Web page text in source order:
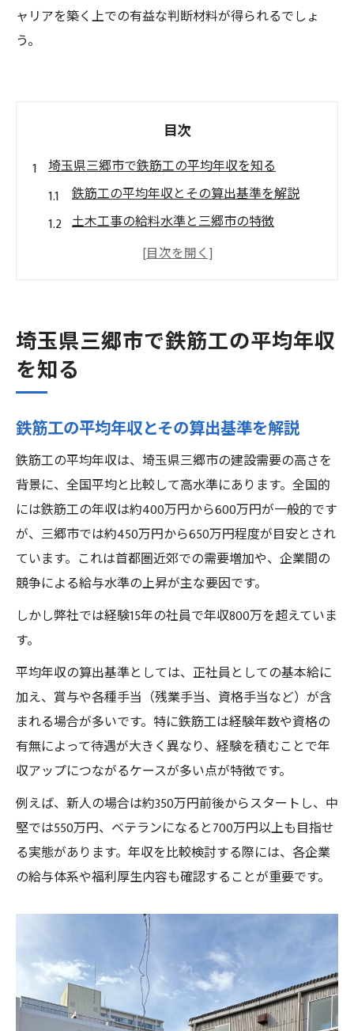
ャリアを築く上での有益な判断材料が得られるでしょ
う。
目次
埼玉県三郷市で鉄筋工の平均年収を知る
鉄筋工の平均年収とその算出基準を解説
土木工事の給料水準と三郷市の特徴
埼玉県三郷市で鉄筋工が高収入を得る理由
土木工事の給料相場や働き方の現実
土木工事の給料相場と鉄筋工の待遇差
鉄筋工の勤務条件と給料アップのポイント
鉄筋工の給料と土木職全体の比較ポイント
鉄筋工の年収アップに役立つ実践術
鉄筋工として年収アップを目指すコツ
土木工事の現場で評価されるスキルとは
資格取得が鉄筋工の平均年収に与える影響
実践したい年収アップの行動と習慣
未経験者でも土木業界で稼げる理由
未経験でも鉄筋工で平均年収が狙える仕組
み
土木工事の現場が未経験者を歓迎する理由
研修制度とサポートで安定収入を実現
鉄筋工が未経験から成長するキャリアパス
未経験者に人気の土木工事職種と給料面
福利厚生や休日が整う職種の選び方
鉄筋工で重視すべき福利厚生の特徴とは
土木工事職種選びで休日制度が重要な理由
平均年収だけでなく待遇も比較したいポイ
ント
安心して働ける職場環境の見極め方
福利厚生が充実した鉄筋工求人の傾向
埼玉県三郷市で鉄筋工の平均年収
を知る
鉄筋工の平均年収とその算出基準を解説
鉄筋工の平均年収は、埼玉県三郷市の建設需要の高さを
背景に、全国平均と比較して高水準にあります。全国的
には鉄筋工の年収は約400万円から600万円が一般的です
が、三郷市では約450万円から650万円程度が目安とされ
ています。これは首都圏近郊での需要増加や、企業間の
競争による給与水準の上昇が主な要因です。
しかし弊社では経験15年の社員で年収800万を超えていま
す。
平均年収の算出基準としては、正社員としての基本給に
加え、賞与や各種手当（残業手当、資格手当など）が含
まれる場合が多いです。特に鉄筋工は経験年数や資格の
有無によって待遇が大きく異なり、経験を積むことで年
収アップにつながるケースが多い点が特徴です。
例えば、新人の場合は約350万円前後からスタートし、中
堅では550万円、ベテランになると700万円以上も目指せ
る実態があります。年収を比較検討する際には、各企業
の給与体系や福利厚生内容も確認することが重要です。